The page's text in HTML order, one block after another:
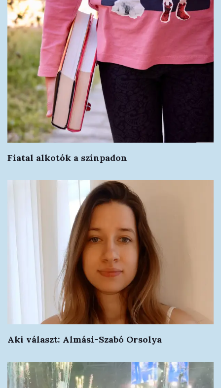
Fiatal alkotók a színpadon
Aki választ: Almási-Szabó Orsolya